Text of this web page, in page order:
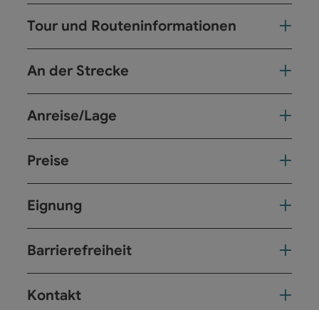
Tour und Routeninformationen
An der Strecke
Anreise/Lage
Preise
Eignung
Barrierefreiheit
Kontakt